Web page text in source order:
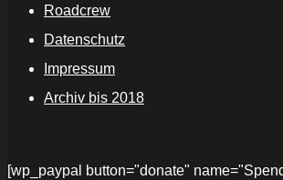
Roadcrew
Datenschutz
Impressum
Archiv bis 2018
[wp_paypal button="donate"